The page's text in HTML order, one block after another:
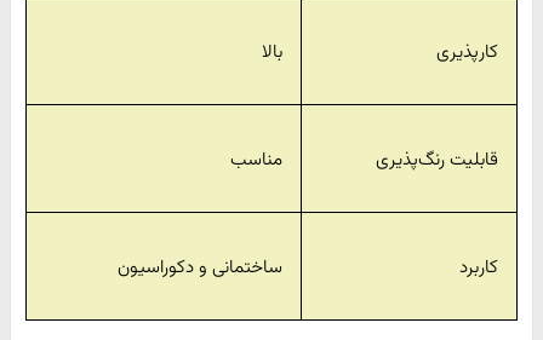
کارپذیری بالا
قابلیت رنگ‌پذیری مناسب
کاربرد ساختمانی و دکوراسیون